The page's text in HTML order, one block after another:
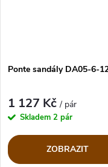
Ponte sandály DA05-6-
1 127 Kč/ pár
Skladem 2 pár
ZOBRAZIT